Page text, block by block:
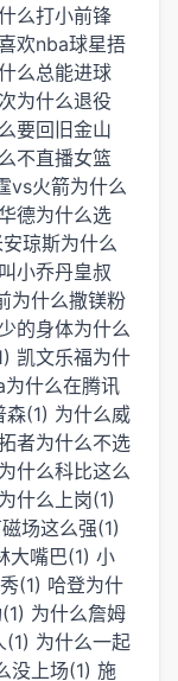
么打小前锋
欢nba球星捂
么总能进球
为什么退役
要回旧金山
不直播女篮
vs火箭为什么
德为什么选
琼斯为什么
小乔丹皇叔
为什么撒镁粉
的身体为什么
凯文乐福为什
为什么在腾讯
森(1) 为什么威
者为什么不选
为什么科比这么
什么上岗(1)
场这么强(1)
大嘴巴(1) 小
(1) 哈登为什
为什么詹姆
(1) 为什么一起
没上场(1) 施